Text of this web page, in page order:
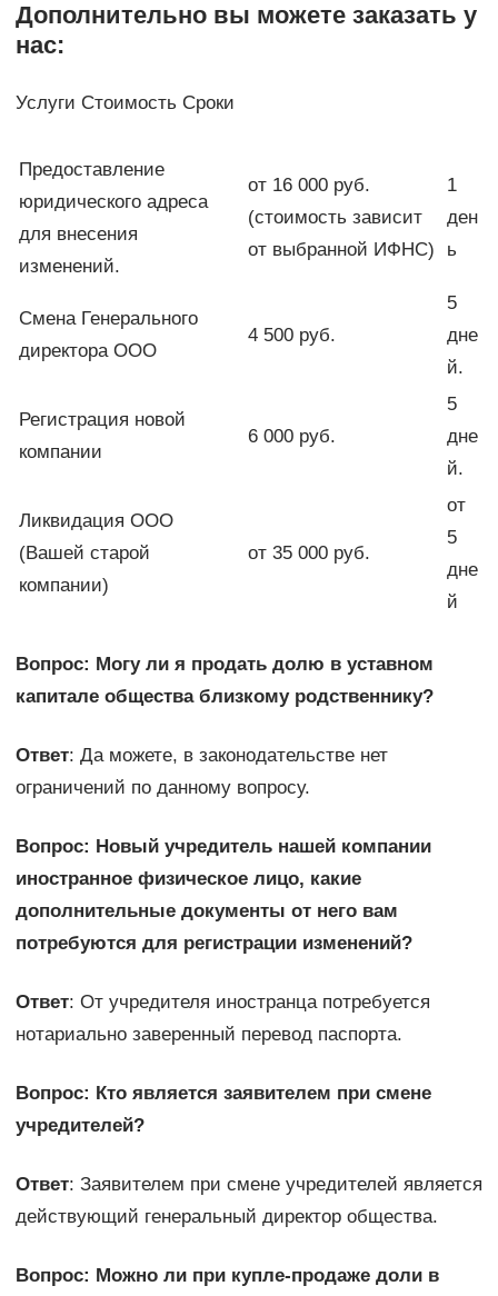
Дополнительно вы можете заказать у
нас:
Услуги Стоимость Сроки
Предоставление
юридического адреса
для внесения
изменений.
от 16 000 руб.
(стоимость зависит
от выбранной ИФНС)
1
ден
ь
Смена Генерального
директора ООО
4 500 руб.
5
дне
й.
Регистрация новой
компании
6 000 руб.
5
дне
й.
Ликвидация ООО
(Вашей старой
компании)
от 35 000 руб.
от
5
дне
й
Вопрос: Могу ли я продать долю в уставном
капитале общества близкому родственнику?
Ответ: Да можете, в законодательстве нет
ограничений по данному вопросу.
Вопрос: Новый учредитель нашей компании
иностранное физическое лицо, какие
дополнительные документы от него вам
потребуются для регистрации изменений?
Ответ: От учредителя иностранца потребуется
нотариально заверенный перевод паспорта.
Вопрос: Кто является заявителем при смене
учредителей?
Ответ: Заявителем при смене учредителей является
действующий генеральный директор общества.
Вопрос: Можно ли при купле-продаже доли в